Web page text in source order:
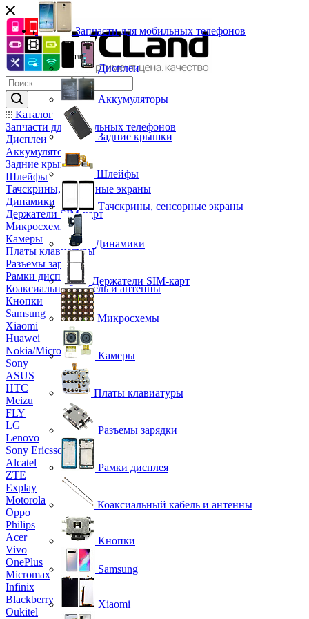
Каталог
Запчасти для мобильных телефонов
Дисплеи
Аккумуляторы
Задние крышки
Шлейфы
Тачскрины, сенсорные экраны
Динамики
Держатели SIM-карт
Микросхемы
Камеры
Платы клавиатуры
Разъемы зарядки
Рамки дисплея
Коаксиальный кабель и антенны
Кнопки
Samsung
Xiaomi
Huawei
Nokia/Microsoft
Sony
ASUS
HTC
Meizu
FLY
LG
Lenovo
Sony Ericsson
Alcatel
ZTE
Explay
Motorola
Oppo
Philips
Acer
Vivo
OnePlus
Micromax
Infinix
Blackberry
Oukitel
Запчасти для мобильных телефонов
Дисплеи
Аккумуляторы
Задние крышки
Шлейфы
Тачскрины, сенсорные экраны
Динамики
Держатели SIM-карт
Микросхемы
Камеры
Платы клавиатуры
Разъемы зарядки
Рамки дисплея
Коаксиальный кабель и антенны
Кнопки
Samsung
Xiaomi